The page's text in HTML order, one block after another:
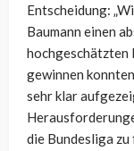
Entscheidung:
Baumann einen
hochgeschätzten
gewinnen
sehr klar
die Bundesliga zu